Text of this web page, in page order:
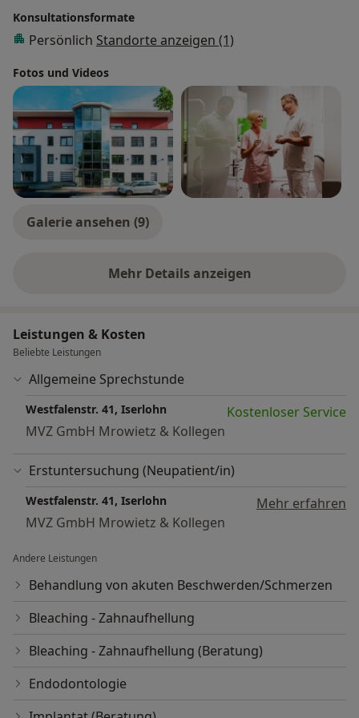
Konsultationsformate
Persönlich Standorte anzeigen (1)
Fotos und Videos
Galerie ansehen (9)
Mehr Details anzeigen
über Erfahrungen
Leistungen & Kosten
Beliebte Leistungen
Allgemeine Sprechstunde
Westfalenstr. 41, Iserlohn
Kostenloser Service
MVZ GmbH Mrowietz & Kollegen
Erstuntersuchung (Neupatient/in)
Westfalenstr. 41, Iserlohn
Mehr erfahren
MVZ GmbH Mrowietz & Kollegen
Andere Leistungen
Behandlung von akuten Beschwerden/Schmerzen
Bleaching - Zahnaufhellung
Bleaching - Zahnaufhellung (Beratung)
Endodontologie